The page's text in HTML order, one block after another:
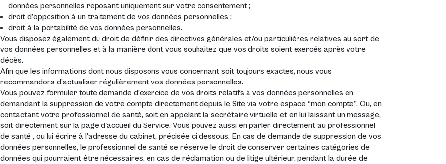
données personnelles reposant uniquement sur votre consentement ;
droit d’opposition à un traitement de vos données personnelles ;
droit à la portabilité de vos données personnelles.
Vous disposez également du droit de définir des directives générales et/ou particulières relatives au sort de
vos données personnelles et à la manière dont vous souhaitez que vos droits soient exercés après votre
décès.
Afin que les informations dont nous disposons vous concernant soit toujours exactes, nous vous
recommandons d’actualiser régulièrement vos données personnelles.
Vous pouvez formuler toute demande d’exercice de vos droits relatifs à vos données personnelles en
demandant la suppression de votre compte directement depuis le Site via votre espace “mon compte”. Ou, en
contactant votre professionnel de santé, soit en appelant la secrétaire virtuelle et en lui laissant un message,
soit directement sur la page d'accueil du Service. Vous pouvez aussi en parler directement au professionnel
de santé , ou lui écrire à l'adresse du cabinet, précisée ci dessous. En cas de demande de suppression de vos
données personnelles, le professionnel de santé se réserve le droit de conserver certaines catégories de
données qui pourraient être nécessaires, en cas de réclamation ou de litige ultérieur, pendant la durée de